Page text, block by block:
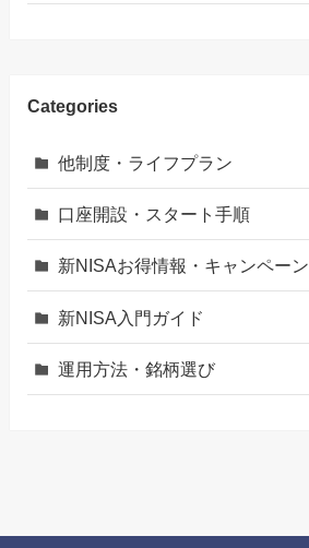
Categories
他制度・ライフプラン
口座開設・スタート手順
新NISAお得情報・キャンペーン
新NISA入門ガイド
運用方法・銘柄選び